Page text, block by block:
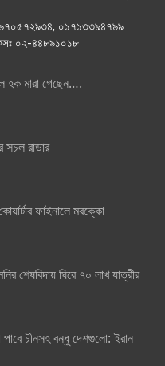
০১৭১৩৩৯৪৭৯৯
০২-৪৪৮৯১০১৮
মারা গেছেন….
সচল রাডার
ফাইনালে মরক্কো
শেষবিদায় ঘিরে ৭০ লাখ যাত্রীর
পাবে চীনসহ বন্ধু দেশগুলো: ইরান